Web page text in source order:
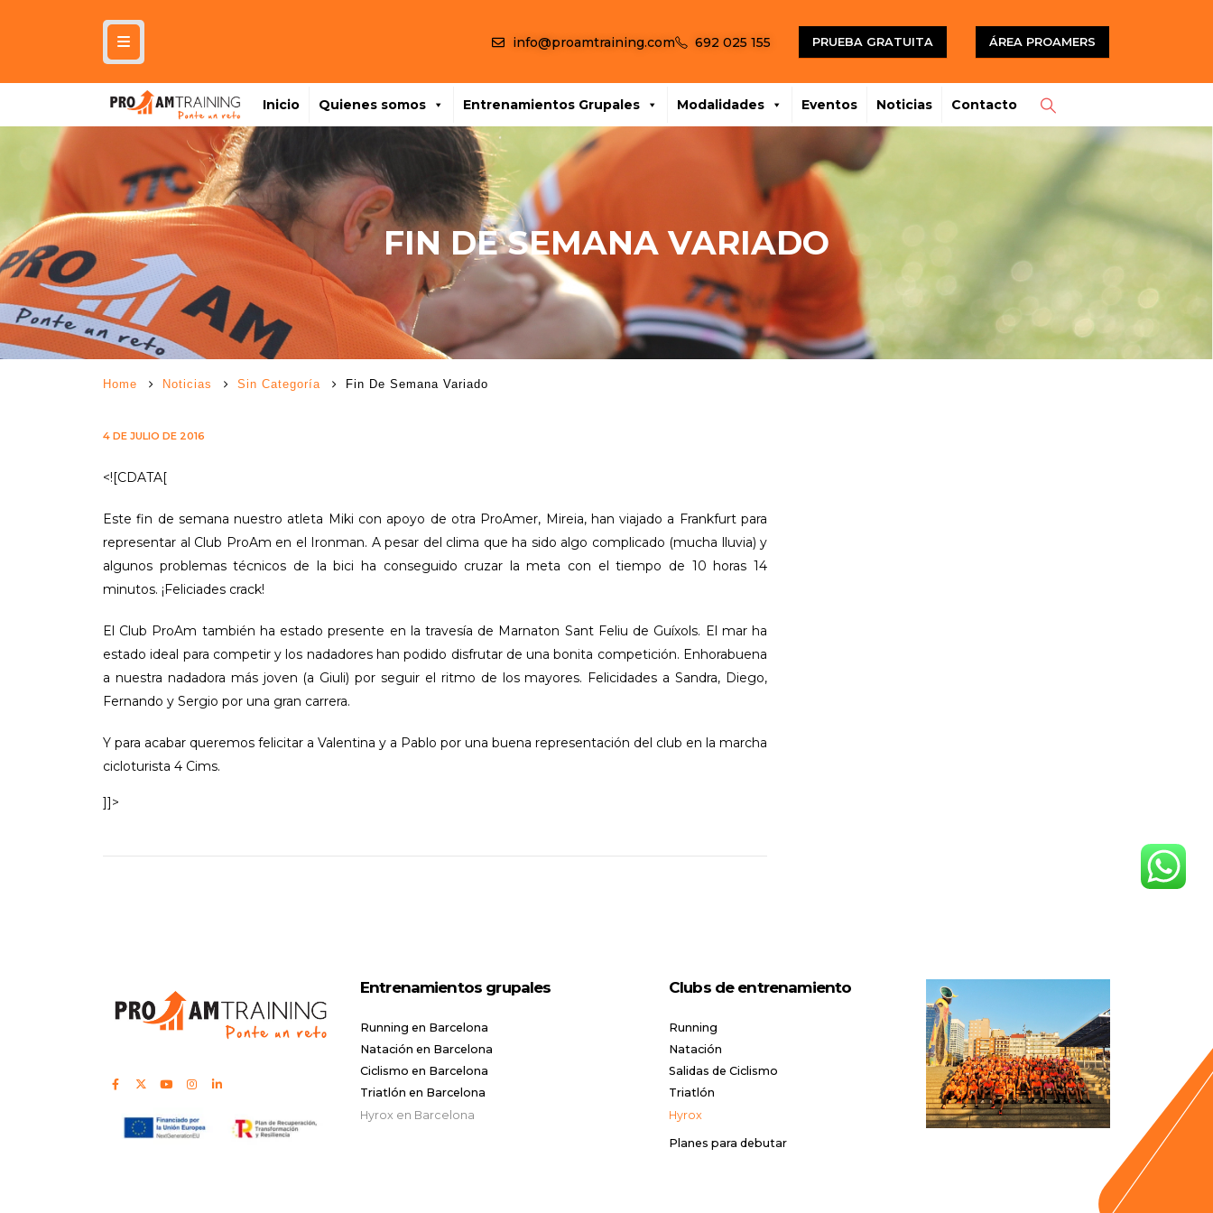
info@proamtraining.com 692 025 155 PRUEBA GRATUITA ÁREA PROAMERS
Inicio Quienes somos Entrenamientos Grupales Modalidades Eventos Noticias Contacto
FIN DE SEMANA VARIADO
Home Noticias Sin Categoría Fin De Semana Variado
4 DE JULIO DE 2016
<![CDATA[
Este fin de semana nuestro atleta Miki con apoyo de otra ProAmer, Mireia, han viajado a Frankfurt para
representar al Club ProAm en el Ironman. A pesar del clima que ha sido algo complicado (mucha lluvia) y
algunos problemas técnicos de la bici ha conseguido cruzar la meta con el tiempo de 10 horas 14
minutos. ¡Feliciades crack!
El Club ProAm también ha estado presente en la travesía de Marnaton Sant Feliu de Guíxols. El mar ha
estado ideal para competir y los nadadores han podido disfrutar de una bonita competición. Enhorabuena
a nuestra nadadora más joven (a Giuli) por seguir el ritmo de los mayores. Felicidades a Sandra, Diego,
Fernando y Sergio por una gran carrera.
Y para acabar queremos felicitar a Valentina y a Pablo por una buena representación del club en la marcha
cicloturista 4 Cims.
]]>
Entrenamientos grupales
Running en Barcelona
Natación en Barcelona
Ciclismo en Barcelona
Triatlón en Barcelona
Hyrox en Barcelona
Clubs de entrenamiento
Running
Natación
Salidas de Ciclismo
Triatlón
Hyrox
Planes para debutar